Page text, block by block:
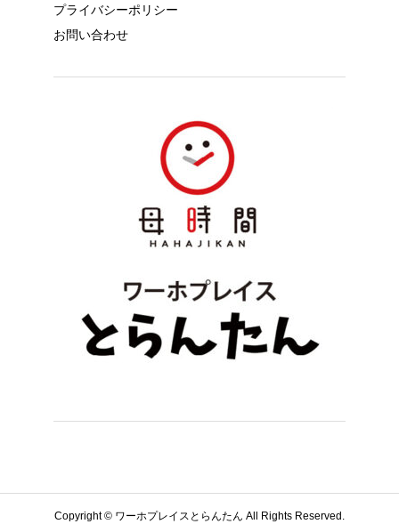
プライバシーポリシー
お問い合わせ
Copyright © ワーホプレイスとらんたん All Rights Reserved.